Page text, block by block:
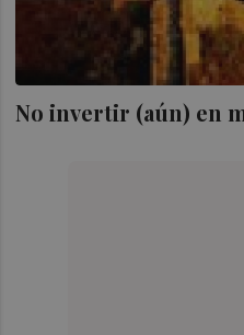
No invertir (aún) en